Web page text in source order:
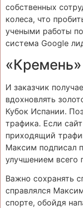
собственных
колеса, что
учеными работы
система Google
И заказчик
вдохновлять
Кубок Испании.
трафика. Если
приходящий
Максим подписал
улучшением всего
Важно сохранять
справлялся
спорте, обойдя